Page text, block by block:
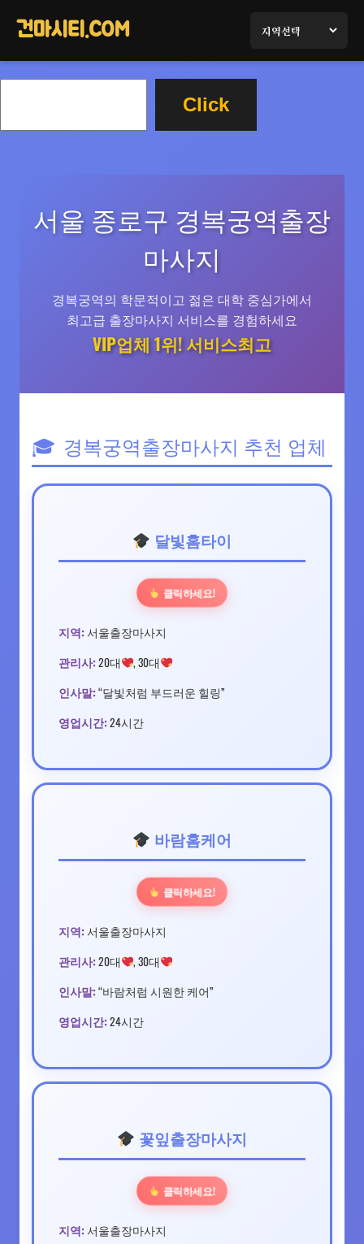
가
건마시티.COM
Click
서울 종로구 경복궁역출장
마사지
경복궁역의 학문적이고 젊은 대학 중심가에서
최고급 출장마사지 서비스를 경험하세요
VIP업체 1위! 서비스최고
경복궁역출장마사지 추천 업체
달빛홈타이
클릭하세요!
지역: 서울출장마사지
관리사: 20대 , 30대
인사말: “달빛처럼 부드러운 힐링”
영업시간: 24시간
바람홈케어
클릭하세요!
지역: 서울출장마사지
관리사: 20대 , 30대
인사말: “바람처럼 시원한 케어”
영업시간: 24시간
꽃잎출장마사지
클릭하세요!
지역: 서울출장마사지